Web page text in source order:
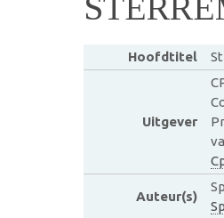
Hoofdtitel
Uitgever
Auteur(s)